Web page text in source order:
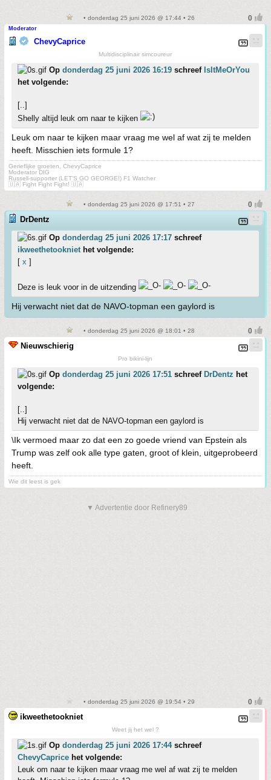
• donderdag 25 juni 2026 @ 17:44 • 26
Moderator
ChevyCaprice
Multidisciplinair simcoureur
Op donderdag 25 juni 2026 16:19 schreef IsItMeOrYou
het volgende:
[..]
Shelly altijd leuk om naar te kijken
Leuk om naar te kijken maar vraag me wel af wat zij te melden
heeft. Misschien iets formule 1?
Gerieflijke groeten, ChevyCaprice
Moderator DIG
Russell-supporter (LET'S GO GEORGE!) F1 Watcher
🇺🇦 Fight Fight Fight! 🇺🇦
• donderdag 25 juni 2026 @ 17:51 • 27
DrDentz
Op donderdag 25 juni 2026 17:17 schreef
ikweethetookniethet volgende:
[ x ]
Deze is leuk voor in de uitzending
Hij verwacht niet dat de NAVO-topman een gaylord is
• donderdag 25 juni 2026 @ 18:01 • 28
Nieuwschierig
Pro bikini-lijn
Op donderdag 25 juni 2026 17:51 schreef DrDentz het
volgende:
[..]
Hij verwacht niet dat de NAVO-topman een gaylord is
\Ik vermoed maar zo dat een zo goede vriend van Epstein als
Trump was zelf ook alle type gaten, groot of klein, uitgeprobeerd
heeft.
Wie dit leest is gek
▼ Advertentie door Refinery89
• donderdag 25 juni 2026 @ 19:54 • 29
ikweethetookniet
Weet jij het wel ?
Op donderdag 25 juni 2026 17:44schreef
ChevyCaprice het volgende:
Leuk om naar te kijken maar vraag me wel af wat zij te melden